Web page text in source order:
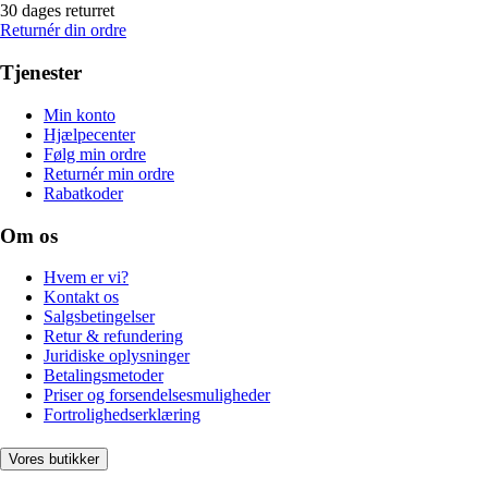
30 dages returret
Returnér din ordre
Tjenester
Min konto
Hjælpecenter
Følg min ordre
Returnér min ordre
Rabatkoder
Om os
Hvem er vi?
Kontakt os
Salgsbetingelser
Retur & refundering
Juridiske oplysninger
Betalingsmetoder
Priser og forsendelsesmuligheder
Fortrolighedserklæring
Vores butikker